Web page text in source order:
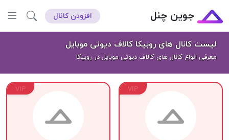
جوین چنل افزودن کانال
لیست کانال های روبیکا کالاف دیوتی موبایل
معرفی انواع کانال های کالاف دیوتی موبایل در روبیکا
VIP
VIP